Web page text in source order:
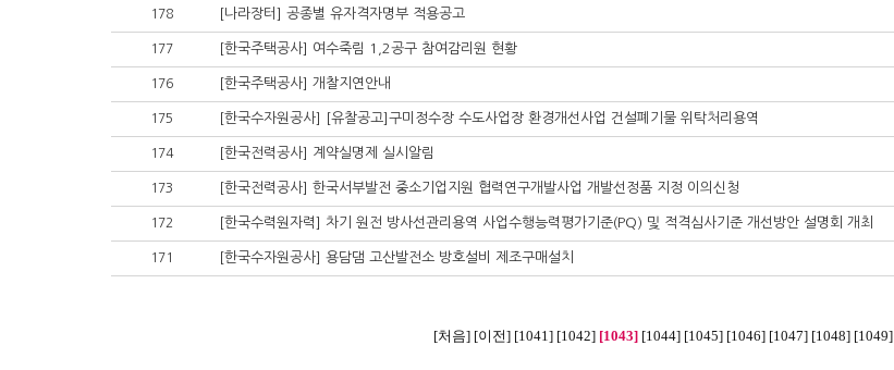
178 [나라장터] 공종별 유자격자명부 적용공고
177 [한국주택공사] 여수죽림 1,2공구 참여감리원 현황
176 [한국주택공사] 개찰지연안내
175 [한국수자원공사] [유찰공고]구미정수장 수도사업장 환경개선사업 건설폐기물 위탁처리용역
174 [한국전력공사] 계약실명제 실시알림
173 [한국전력공사] 한국서부발전 중소기업지원 협력연구개발사업 개발선정품 지정 이의신청
172 [한국수력원자력] 차기 원전 방사선관리용역 사업수행능력평가기준(PQ) 및 적격심사기준 개선방안 설명회 개최
171 [한국수자원공사] 용담댐 고산발전소 방호설비 제조구매설치
[처음] [이전] [1041] [1042] [1043] [1044] [1045] [1046] [1047] [1048] [1049]